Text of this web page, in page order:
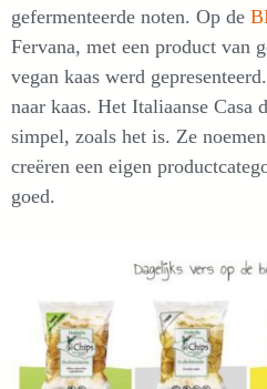
gefermenteerde noten. Op de
Fervana, met een product van
vegan kaas werd
naar kaas. Het Italiaanse Casa
simpel, zoals het is. Ze
creëren een eigen
goed.